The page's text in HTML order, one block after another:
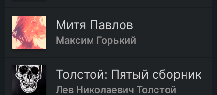
26.Цапля, рыбы и рак
27.Еж и заяц
28.Два брата
Митя Павлов
Максим Горький
Толстой: Пятый сборник
Лев Николаевич Толстой